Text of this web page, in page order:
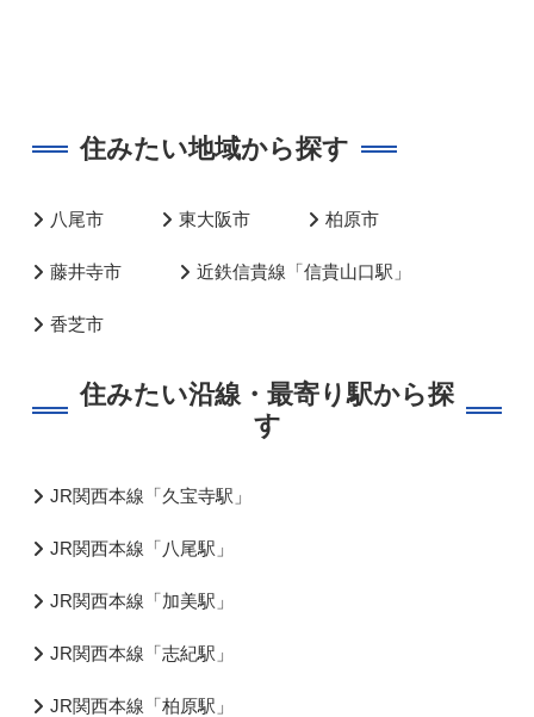
住みたい地域から探す
八尾市 東大阪市 柏原市
藤井寺市 近鉄信貴線「信貴山口駅」
香芝市
住みたい沿線・最寄り駅から探
す
JR関西本線「久宝寺駅」
JR関西本線「八尾駅」
JR関西本線「加美駅」
JR関西本線「志紀駅」
JR関西本線「柏原駅」